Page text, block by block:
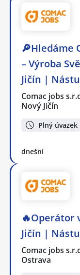
🔎Hledáme
– Výroba
Jičín |
Comac jobs
Nový Jičín
Plný úvazek
dnešní
🔥Operátor
Jičín |
Comac jobs
Ostrava